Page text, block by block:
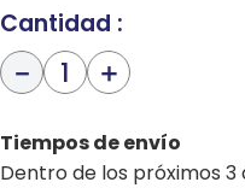
Cantidad
＋
－
Tiempos de envío
Dentro de los próximos